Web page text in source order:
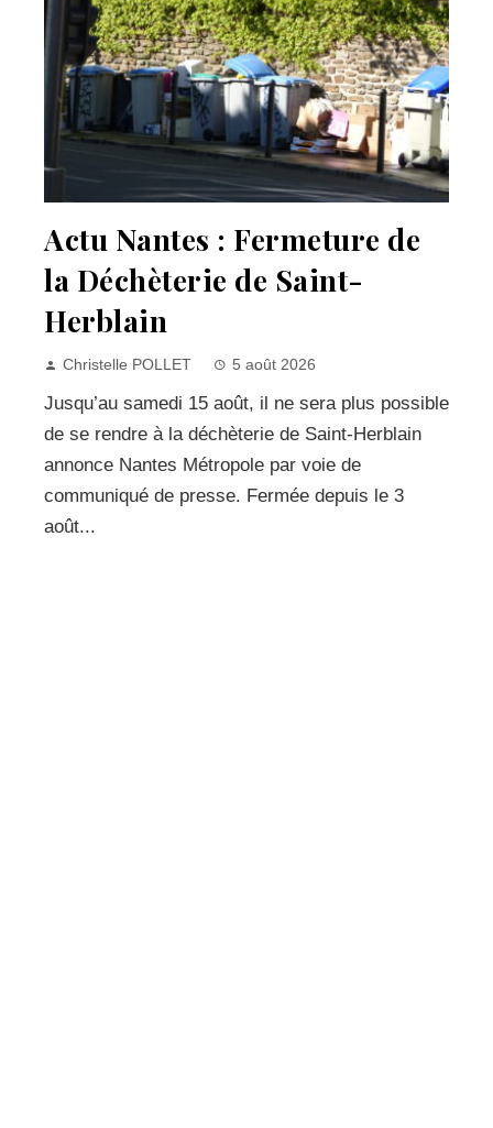
Actu Nantes : Fermeture de
la Déchèterie de Saint-
Herblain
Christelle POLLET 5 août 2026
Jusqu’au samedi 15 août, il ne sera plus possible
de se rendre à la déchèterie de Saint-Herblain
annonce Nantes Métropole par voie de
communiqué de presse. Fermée depuis le 3
août...